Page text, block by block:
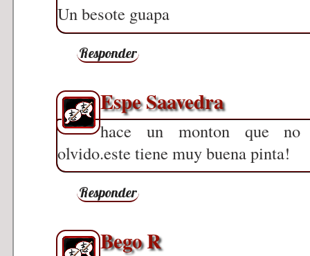
Un besote guapa
Responder
Espe Saavedra
hace un monton que no
olvido.este tiene muy buena pinta!
Responder
Bego R